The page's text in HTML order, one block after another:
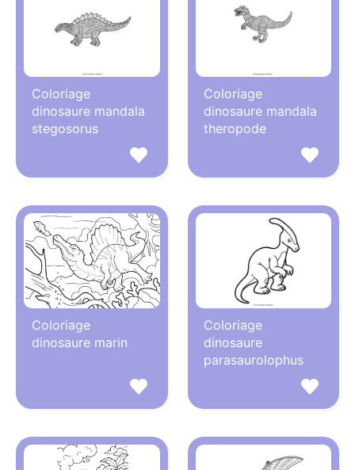
Coloriage
dinosaure mandala
stegosorus
Coloriage
dinosaure mandala
theropode
Coloriage
dinosaure marin
Coloriage
dinosaure
parasaurolophus